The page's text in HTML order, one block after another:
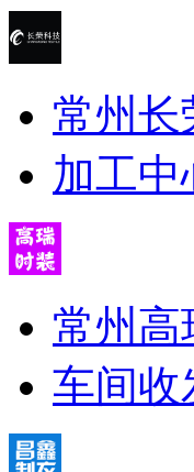
常州长
加工中
常州高
车间收